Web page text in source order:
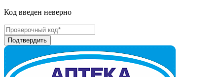
Код введен неверно